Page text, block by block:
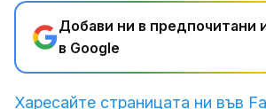
Добави ни в предпочитани
в Google
Харесайте страницата ни във